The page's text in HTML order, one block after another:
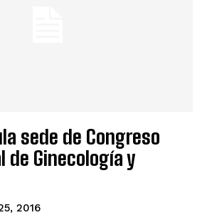
sede de Congreso
Ginecología y
2016